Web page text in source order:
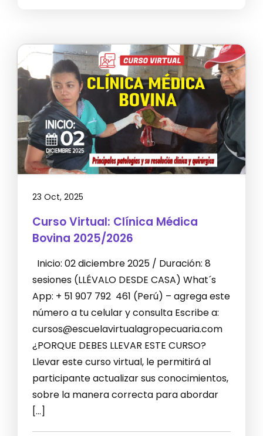
23 Oct, 2025
Curso Virtual: Clínica Médica
Bovina 2025/2026
Inicio: 02 diciembre 2025 / Duración: 8
sesiones (LLÉVALO DESDE CASA) What´s
App: + 51 907 792 461 (Perú) – agrega este
número a tu celular y consulta Escribe a:
cursos@escuelavirtualagropecuaria.com
¿PORQUE DEBES LLEVAR ESTE CURSO?
Llevar este curso virtual, le permitirá al
participante actualizar sus conocimientos,
sobre la manera correcta para abordar
[…]